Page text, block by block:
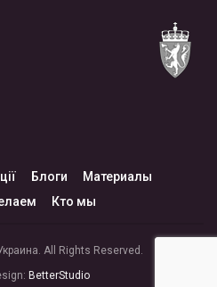
Блоги
Материалы
Кто мы
All Rights Reserved.
BetterStudio